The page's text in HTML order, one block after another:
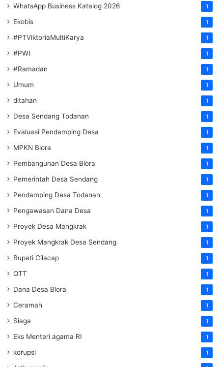
WhatsApp Business Katalog 2026 1
Ekobis 1
#PTViktoriaMultiKarya 1
#PWI 1
#Ramadan 1
Umum 1
ditahan 1
Desa Sendang Todanan 1
Evaluasi Pendamping Desa 1
MPKN Blora 1
Pembangunan Desa Blora 1
Pemerintah Desa Sendang 1
Pendamping Desa Todanan 1
Pengawasan Dana Desa 1
Proyek Desa Mangkrak 1
Proyek Mangkrak Desa Sendang 1
Bupati Cilacap 1
OTT 1
Dana Desa Blora 1
Ceramah 1
Siaga 1
Eks Menteri agama RI 1
korupsi 1